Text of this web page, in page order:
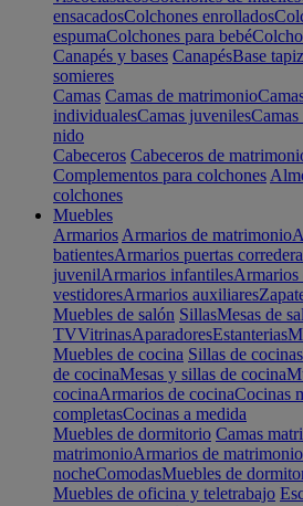
ensacadosColchones enrollados
espumaColchones para bebé
Canapés y bases CanapésBase
somieres
Camas Camas de matrimonio
individualesCamas juveniles
nido
Cabeceros Cabeceros de
Complementos para colchones
colchones
Muebles
Armarios Armarios de matrimonio
batientesArmarios puertas
juvenilArmarios infantilesArmarios
vestidoresArmarios auxiliares
Muebles de salón SillasMesas de
TVVitrinasAparadoresEstanterias
Muebles de cocina Sillas de cocinas
de cocinaMesas y sillas de cocina
cocinaArmarios de cocinaCocinas
completasCocinas a medida
Muebles de dormitorio Camas
matrimonioArmarios de matrimonio
nocheComodasMuebles de
Muebles de oficina y teletrabajo